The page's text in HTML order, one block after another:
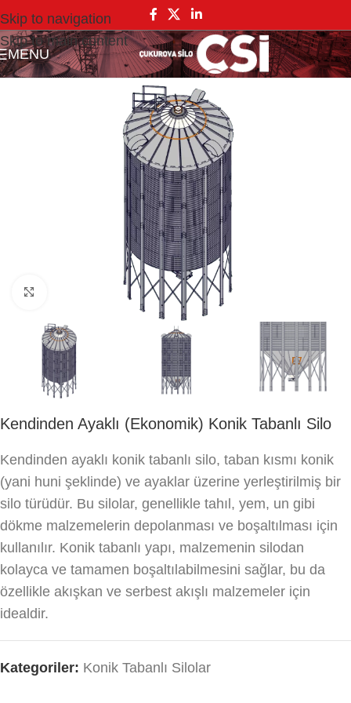
Skip to navigation
Skip to main content
MENU
Click to enlarge
Kendinden Ayaklı (Ekonomik) Konik Tabanlı Silo
Kendinden ayaklı konik tabanlı silo, taban kısmı konik
(yani huni şeklinde) ve ayaklar üzerine yerleştirilmiş bir
silo türüdür. Bu silolar, genellikle tahıl, yem, un gibi
dökme malzemelerin depolanması ve boşaltılması için
kullanılır. Konik tabanlı yapı, malzemenin silodan
kolayca ve tamamen boşaltılabilmesini sağlar, bu da
özellikle akışkan ve serbest akışlı malzemeler için
idealdir.
Kategoriler: Konik Tabanlı Silolar